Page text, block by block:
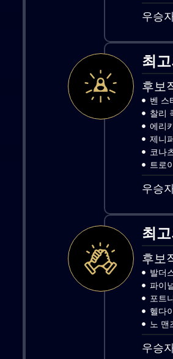
우승
최
후보
벤 스
찰리
에리
제니
코나
트로
우승
최
후보
발더
파이
포트
헬다
노 맨
우승